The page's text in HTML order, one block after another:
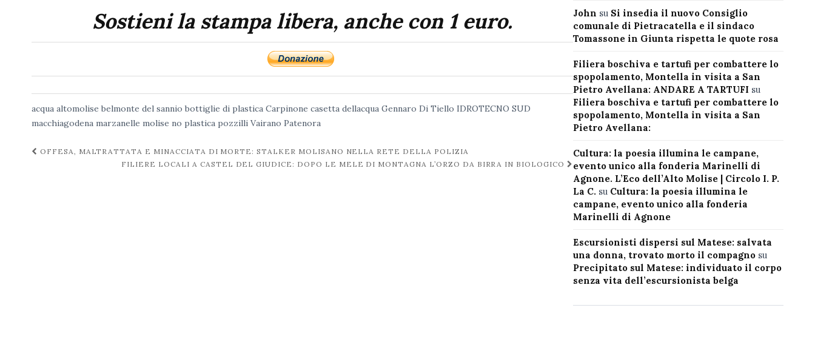
Sostieni la stampa libera, anche con 1 euro.
acqua altomolise belmonte del sannio bottiglie di plastica Carpinone casetta dellacqua Gennaro Di Tiello IDROTECNO SUD
macchiagodena marzanelle molise no plastica pozzilli Vairano Patenora
Navigazione
OFFESA, MALTRATTATA E MINACCIATA DI MORTE: STALKER MOLISANO NELLA RETE DELLA POLIZIA
FILIERE LOCALI A CASTEL DEL GIUDICE: DOPO LE MELE DI MONTAGNA L’ORZO DA BIRRA IN BIOLOGICO
John su Si insedia il nuovo Consiglio
comunale di Pietracatella e il sindaco
Tomassone in Giunta rispetta le quote rosa
Filiera boschiva e tartufi per combattere lo
spopolamento, Montella in visita a San
Pietro Avellana: ANDARE A TARTUFI su
Filiera boschiva e tartufi per combattere lo
spopolamento, Montella in visita a San
Pietro Avellana:
Cultura: la poesia illumina le campane,
evento unico alla fonderia Marinelli di
Agnone. L’Eco dell’Alto Molise | Circolo I. P.
La C. su Cultura: la poesia illumina le
campane, evento unico alla fonderia
Marinelli di Agnone
Escursionisti dispersi sul Matese: salvata
una donna, trovato morto il compagnosu
Precipitato sul Matese: individuato il corpo
senza vita dell’escursionista belga